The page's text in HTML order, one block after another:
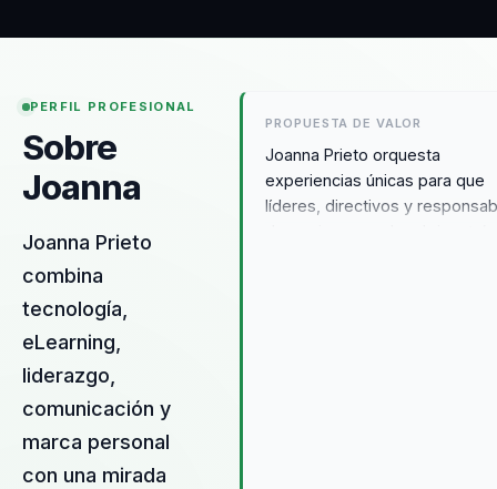
PERFIL PROFESIONAL
Sobre
Joanna
Joanna Prieto
combina
tecnología,
eLearning,
liderazgo,
comunicación y
marca personal
con una mirada
PROPUESTA DE VALOR
Joanna Prieto orquesta
experiencias únicas para que
líderes, directivos y